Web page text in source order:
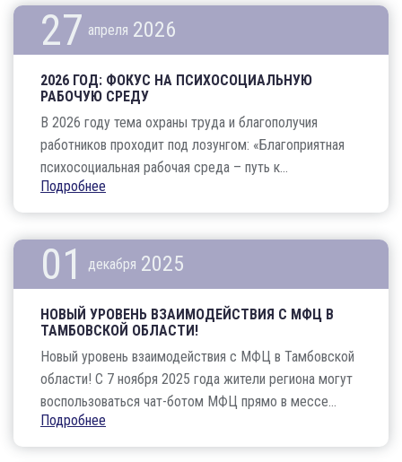
27 апреля 2026
2026 ГОД: ФОКУС НА ПСИХОСОЦИАЛЬНУЮ
РАБОЧУЮ СРЕДУ
В 2026 году тема охраны труда и благополучия
работников проходит под лозунгом: «Благоприятная
психосоциальная рабочая среда – путь к...
Подробнее
01 декабря 2025
НОВЫЙ УРОВЕНЬ ВЗАИМОДЕЙСТВИЯ С МФЦ В
ТАМБОВСКОЙ ОБЛАСТИ!
Новый уровень взаимодействия с МФЦ в Тамбовской
области! С 7 ноября 2025 года жители региона могут
воспользоваться чат-ботом МФЦ прямо в мессе...
Подробнее